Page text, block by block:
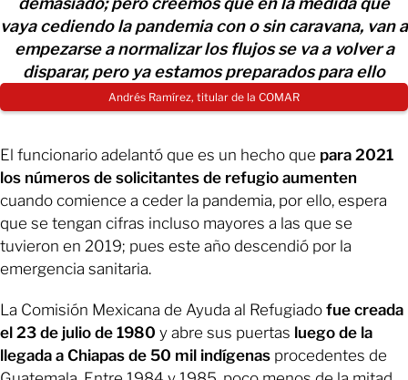
vaya cediendo la pandemia con o sin caravana, van a
empezarse a normalizar los flujos se va a volver a
disparar, pero ya estamos preparados para ello
Andrés Ramírez, titular de la COMAR
El funcionario adelantó que es un hecho que para 2021
los números de solicitantes de refugio aumenten
cuando comience a ceder la pandemia, por ello, espera
que se tengan cifras incluso mayores a las que se
tuvieron en 2019; pues este año descendió por la
emergencia sanitaria.
La Comisión Mexicana de Ayuda al Refugiado fue creada
el 23 de julio de 1980 y abre sus puertas luego de la
llegada a Chiapas de 50 mil indígenas procedentes de